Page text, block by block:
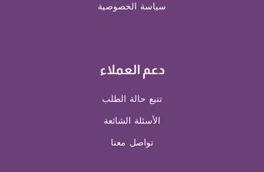
سياسة الخصوصية
دعم العملاء
تتبع حالة الطلب
الأسئلة الشائعة
تواصل معنا